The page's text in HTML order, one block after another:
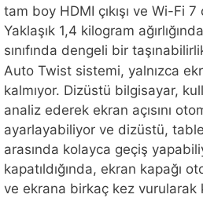
tam boy HDMI çıkışı ve Wi-Fi
Yaklaşık 1,4 kilogram
sınıfında dengeli bir
Auto Twist sistemi, yalnızca
kalmıyor. Dizüstü bilgisayar,
analiz ederek ekran açısını
ayarlayabiliyor ve dizüstü,
arasında kolayca geçiş
kapatıldığında, ekran kapağı
ve ekrana birkaç kez vurularak